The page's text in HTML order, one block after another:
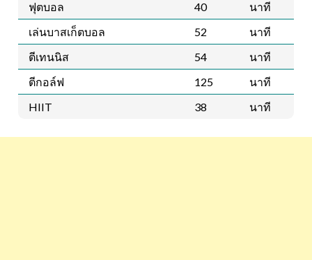
ฟุตบอล 40
นาที
เล่นบาสเก็ตบอล
52
นาที
ตีเทนนิส
54
นาที
ตีกอล์ฟ
125
นาที
HIIT
38 นาที